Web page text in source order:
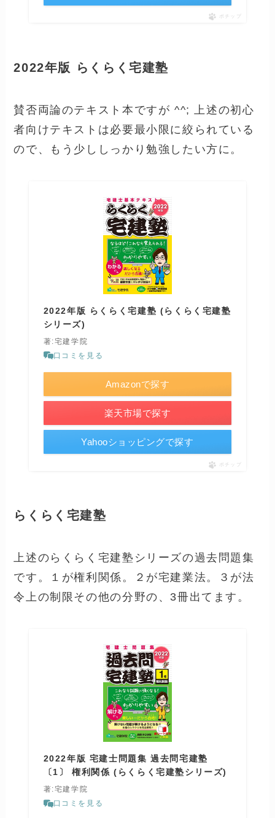
ポチップ
2022年版 らくらく宅建塾
賛否両論のテキスト本ですが ^^; 上述の初心
者向けテキストは必要最小限に絞られている
ので、もう少ししっかり勉強したい方に。
2022年版 らくらく宅建塾 (らくらく宅建塾
シリーズ)
著:宅建学院
口コミを見る
Amazonで探す
楽天市場で探す
Yahooショッピングで探す
ポチップ
らくらく宅建塾
上述のらくらく宅建塾シリーズの過去問題集
です。１が権利関係。２が宅建業法。３が法
令上の制限その他の分野の、3冊出てます。
2022年版 宅建士問題集 過去問宅建塾
〔1〕 権利関係 (らくらく宅建塾シリーズ)
著:宅建学院
口コミを見る